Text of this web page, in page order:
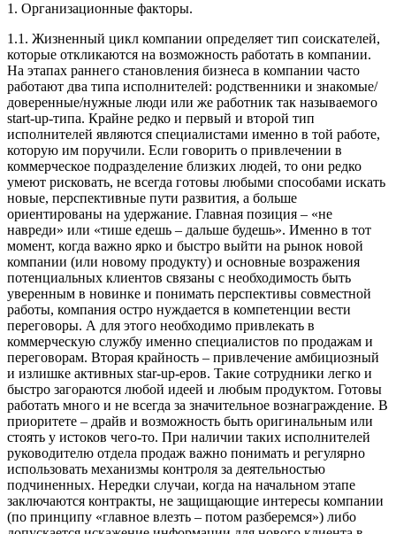
1. Организационные факторы.
1.1. Жизненный цикл компании определяет тип соискателей,
которые откликаются на возможность работать в компании.
На этапах раннего становления бизнеса в компании часто
работают два типа исполнителей: родственники и знакомые/
доверенные/нужные люди или же работник так называемого
start-up-типа. Крайне редко и первый и второй тип
исполнителей являются специалистами именно в той работе,
которую им поручили. Если говорить о привлечении в
коммерческое подразделение близких людей, то они редко
умеют рисковать, не всегда готовы любыми способами искать
новые, перспективные пути развития, а больше
ориентированы на удержание. Главная позиция – «не
навреди» или «тише едешь – дальше будешь». Именно в тот
момент, когда важно ярко и быстро выйти на рынок новой
компании (или новому продукту) и основные возражения
потенциальных клиентов связаны с необходимость быть
уверенным в новинке и понимать перспективы совместной
работы, компания остро нуждается в компетенции вести
переговоры. А для этого необходимо привлекать в
коммерческую службу именно специалистов по продажам и
переговорам. Вторая крайность – привлечение амбициозный
и излишке активных star-up-еров. Такие сотрудники легко и
быстро загораются любой идеей и любым продуктом. Готовы
работать много и не всегда за значительное вознаграждение. В
приоритете – драйв и возможность быть оригинальным или
стоять у истоков чего-то. При наличии таких исполнителей
руководителю отдела продаж важно понимать и регулярно
использовать механизмы контроля за деятельностью
подчиненных. Нередки случаи, когда на начальном этапе
заключаются контракты, не защищающие интересы компании
(по принципу «главное влезть – потом разберемся») либо